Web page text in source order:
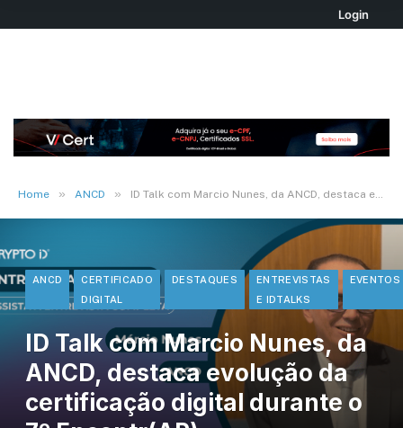
Login
Home » ANCD » ID Talk com Marcio Nunes, da ANCD, destaca evolução da certificação digital durante o 7º Encontr(AR)
ANCD
CERTIFICADO
DIGITAL
DESTAQUES
ENTREVISTAS
E IDTALKS
EVENTOS
ID Talk com Marcio Nunes, da
ANCD, destaca evolução da
certificação digital durante o